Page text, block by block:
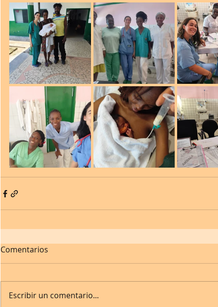
Comentarios
Escribir un comentario...